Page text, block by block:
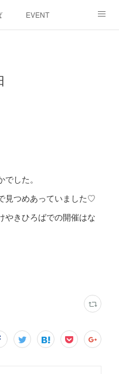
EVENT
した。
見つめあっていました♡
やきひろばでの開催はな